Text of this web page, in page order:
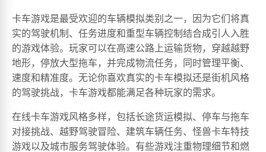
卡车游戏是最受欢迎的车辆模拟类别之一，因为它们将真
实的驾驶机制、任务进度和重型车辆控制结合成引人入胜
的游戏体验。玩家可以在高速公路上运输货物，穿越越野
地形，停放大型拖车，并完成物流任务，同时管理平衡、
速度和精准度。无论你喜欢真实的卡车模拟还是街机风格
的驾驶挑战，卡车游戏都能满足各种玩家的需求。
在线卡车游戏风格多样，包括长途货运模拟、停车与拖车
对接挑战、越野驾驶冒险、建筑车辆任务、怪兽卡车特技
游戏以及城市服务驾驶体验。有些游戏注重物理细节和燃